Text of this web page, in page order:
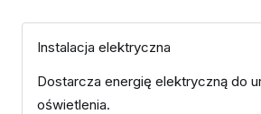
Instalacja elektryczna
Dostarcza energię elektryczną do
oświetlenia.